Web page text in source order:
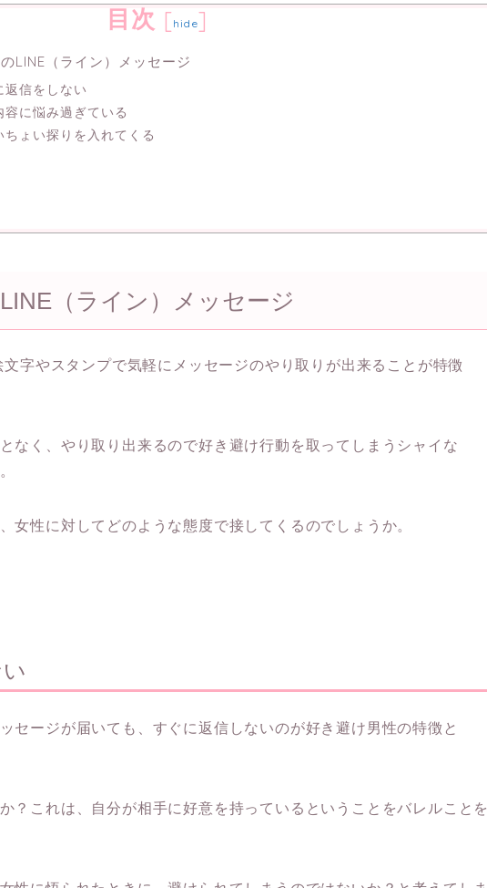
目次 [ hide]
LINE（ライン）メッセージ
返信をしない
容に悩み過ぎている
ちょい探りを入れてくる
（ライン）メッセージ
字やスタンプで気軽にメッセージのやり取りが出来ることが特徴
なく、やり取り出来るので好き避け行動を取ってしまうシャイな
女性に対してどのような態度で接してくるのでしょうか。
セージが届いても、すぐに返信しないのが好き避け男性の特徴と
？これは、 自分が相手に好意を持っているということをバレルことを